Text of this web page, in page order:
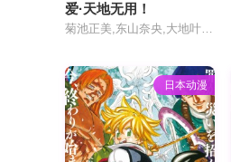
爱·天地无用！
菊池正美,东山奈央,大地叶,优木加奈,市道真央,深田爱衣,佐藤梓,田边留依,川澄绫子,折笠爱,七绪春日,横山智佐,水谷优子,小林优子
日本动漫